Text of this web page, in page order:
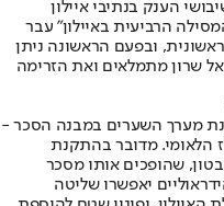
הענק בנתיבי איילון
הרביעית באיילון" עבר
ובפעם הראשונה ניתן
שרון מתמלאים ואת הזרימה
מערך השערים במבנה הסכר -
הלאומי. מדובר בהתקנת
שהופכים אותו מסכר
יאפשרו שליטה